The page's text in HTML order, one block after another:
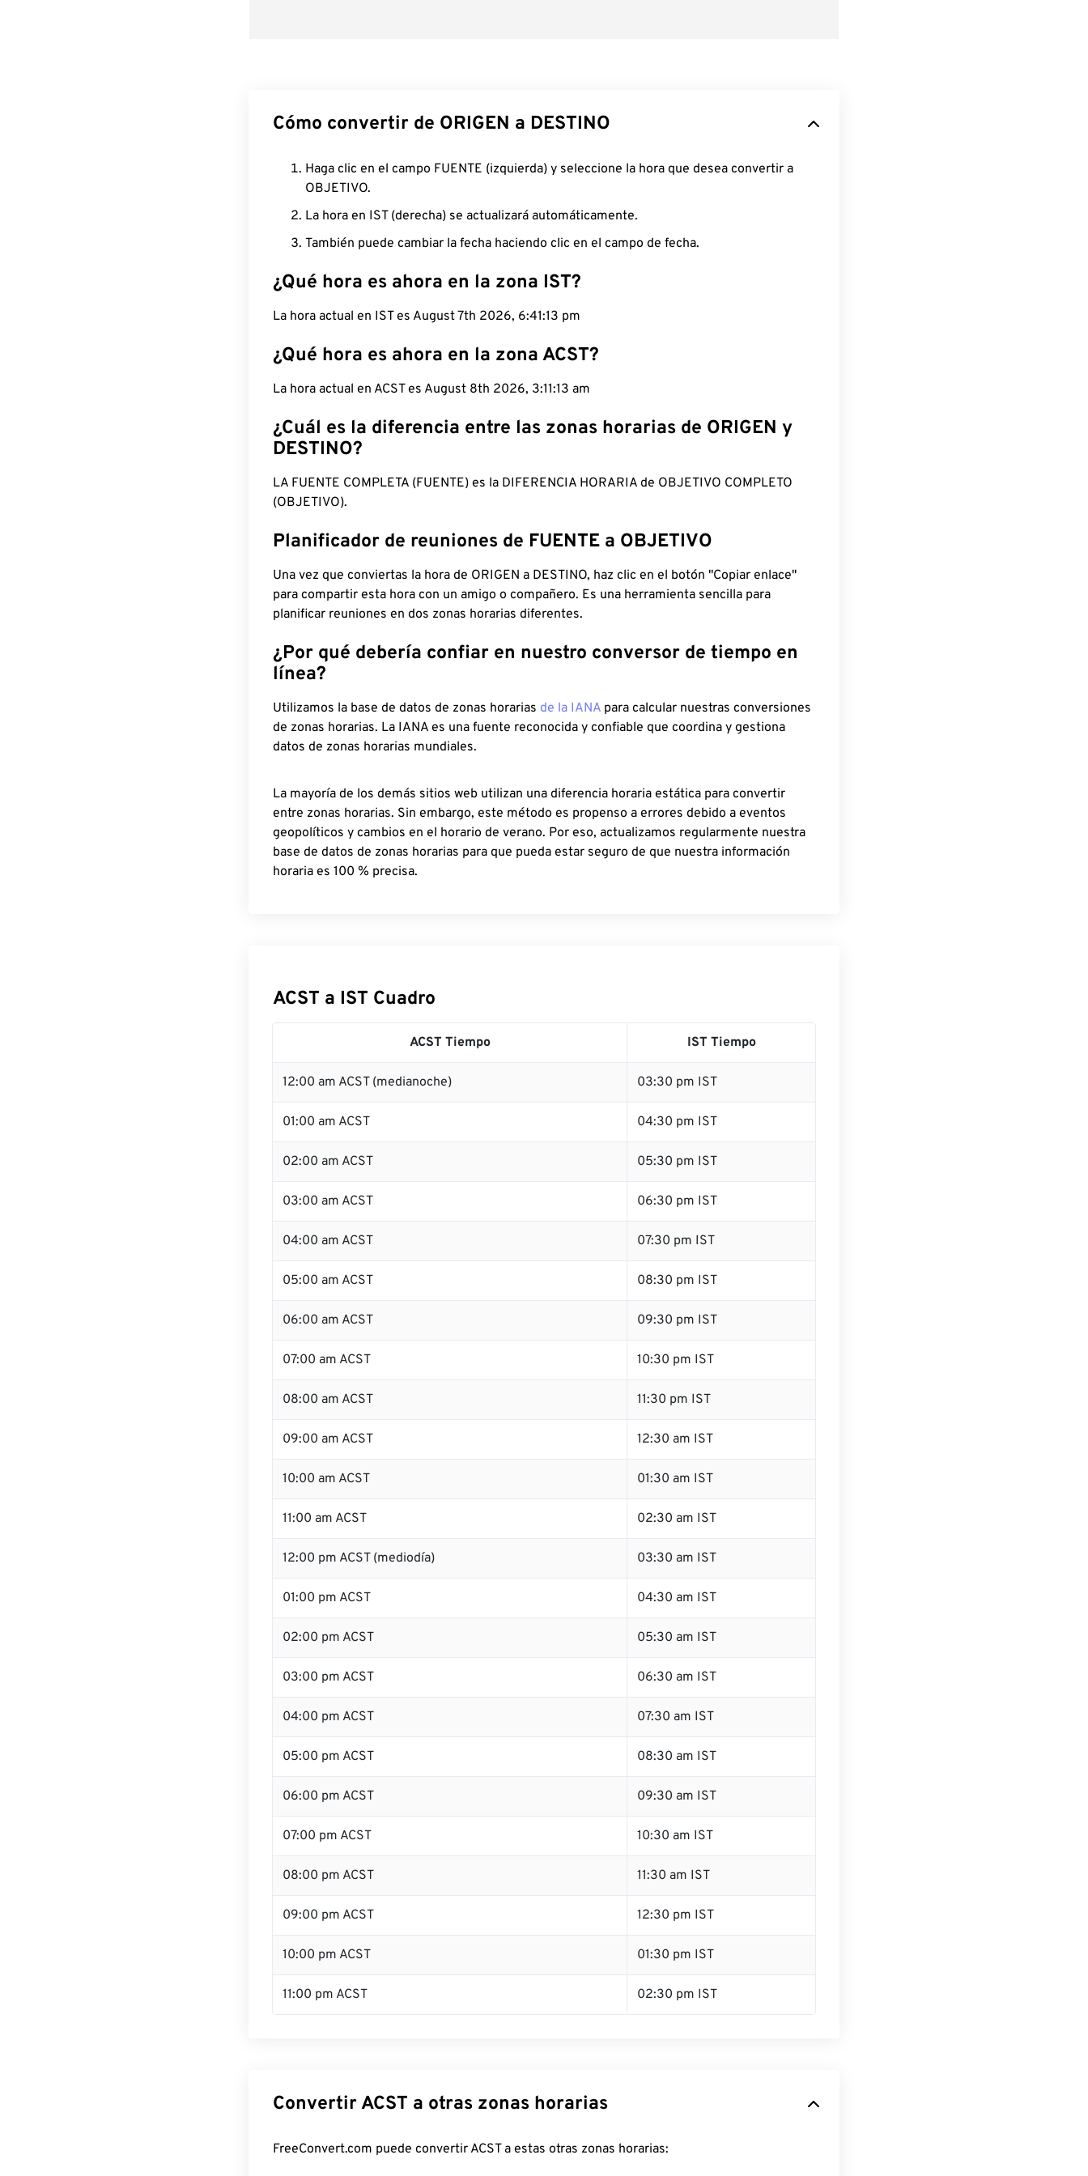
Cómo convertir de ORIGEN a DESTINO
Haga clic en el campo FUENTE (izquierda) y seleccione la hora que desea convertir a
OBJETIVO.
La hora en IST (derecha) se actualizará automáticamente.
También puede cambiar la fecha haciendo clic en el campo de fecha.
¿Qué hora es ahora en la zona IST?
La hora actual en IST es August 7th 2026, 6:41:14 pm
¿Qué hora es ahora en la zona ACST?
La hora actual en ACST es August 8th 2026, 3:11:14 am
¿Cuál es la diferencia entre las zonas horarias de ORIGEN y
DESTINO?
LA FUENTE COMPLETA (FUENTE) es la DIFERENCIA HORARIA de OBJETIVO COMPLETO
(OBJETIVO).
Planificador de reuniones de FUENTE a OBJETIVO
Una vez que conviertas la hora de ORIGEN a DESTINO, haz clic en el botón "Copiar enlace"
para compartir esta hora con un amigo o compañero. Es una herramienta sencilla para
planificar reuniones en dos zonas horarias diferentes.
¿Por qué debería confiar en nuestro conversor de tiempo en
línea?
Utilizamos la base de datos de zonas horarias de la IANA para calcular nuestras conversiones
de zonas horarias. La IANA es una fuente reconocida y confiable que coordina y gestiona
datos de zonas horarias mundiales.
La mayoría de los demás sitios web utilizan una diferencia horaria estática para convertir
entre zonas horarias. Sin embargo, este método es propenso a errores debido a eventos
geopolíticos y cambios en el horario de verano. Por eso, actualizamos regularmente nuestra
base de datos de zonas horarias para que pueda estar seguro de que nuestra información
horaria es 100 % precisa.
ACST a IST Cuadro
ACST Tiempo IST Tiempo
12:00 am ACST (medianoche) 03:30 pm IST
01:00 am ACST 04:30 pm IST
02:00 am ACST 05:30 pm IST
03:00 am ACST 06:30 pm IST
04:00 am ACST 07:30 pm IST
05:00 am ACST 08:30 pm IST
06:00 am ACST 09:30 pm IST
07:00 am ACST 10:30 pm IST
08:00 am ACST 11:30 pm IST
09:00 am ACST 12:30 am IST
10:00 am ACST 01:30 am IST
11:00 am ACST 02:30 am IST
12:00 pm ACST (mediodía) 03:30 am IST
01:00 pm ACST 04:30 am IST
02:00 pm ACST 05:30 am IST
03:00 pm ACST 06:30 am IST
04:00 pm ACST 07:30 am IST
05:00 pm ACST 08:30 am IST
06:00 pm ACST 09:30 am IST
07:00 pm ACST 10:30 am IST
08:00 pm ACST 11:30 am IST
09:00 pm ACST 12:30 pm IST
10:00 pm ACST 01:30 pm IST
11:00 pm ACST 02:30 pm IST
Convertir ACST a otras zonas horarias
FreeConvert.com puede convertir ACST a estas otras zonas horarias: